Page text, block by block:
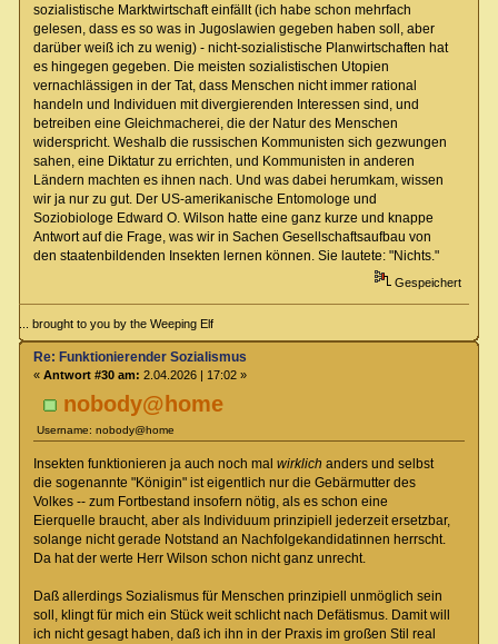
sozialistische Marktwirtschaft einfällt (ich habe schon mehrfach
gelesen, dass es so was in Jugoslawien gegeben haben soll, aber
darüber weiß ich zu wenig) - nicht-sozialistische Planwirtschaften hat
es hingegen gegeben. Die meisten sozialistischen Utopien
vernachlässigen in der Tat, dass Menschen nicht immer rational
handeln und Individuen mit divergierenden Interessen sind, und
betreiben eine Gleichmacherei, die der Natur des Menschen
widerspricht. Weshalb die russischen Kommunisten sich gezwungen
sahen, eine Diktatur zu errichten, und Kommunisten in anderen
Ländern machten es ihnen nach. Und was dabei herumkam, wissen
wir ja nur zu gut. Der US-amerikanische Entomologe und
Soziobiologe Edward O. Wilson hatte eine ganz kurze und knappe
Antwort auf die Frage, was wir in Sachen Gesellschaftsaufbau von
den staatenbildenden Insekten lernen können. Sie lautete: "Nichts."
Gespeichert
... brought to you by the Weeping Elf
nobody@home
Username: nobody@home
Re: Funktionierender Sozialismus
« Antwort #30 am: 2.04.2026 | 17:02 »
Insekten funktionieren ja auch noch mal wirklich anders und selbst
die sogenannte "Königin" ist eigentlich nur die Gebärmutter des
Volkes -- zum Fortbestand insofern nötig, als es schon eine
Eierquelle braucht, aber als Individuum prinzipiell jederzeit ersetzbar,
solange nicht gerade Notstand an Nachfolgekandidatinnen herrscht.
Da hat der werte Herr Wilson schon nicht ganz unrecht.
Daß allerdings Sozialismus für Menschen prinzipiell unmöglich sein
soll, klingt für mich ein Stück weit schlicht nach Defätismus. Damit will
ich nicht gesagt haben, daß ich ihn in der Praxis im großen Stil real